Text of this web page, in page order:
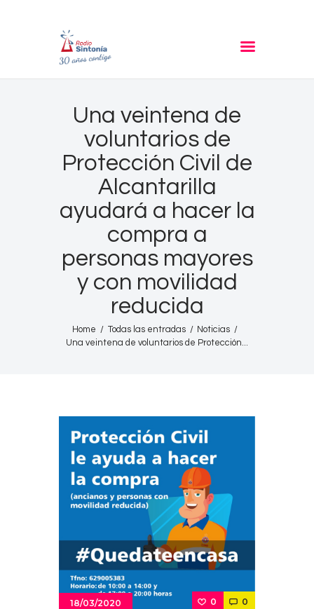
Una veintena de
voluntarios de
Protección Civil de
Alcantarilla
ayudará a hacer la
compra a
personas mayores
y con movilidad
reducida
Home Todas las entradas
Noticias
Una veintena de voluntarios de Protección...
RADIO SINTONIA
Informativos
Entrevistas
Noticias
Podcast
PROGRAMACIÓN
Nuestra Historia
Contacto
18/03/2020 0 0